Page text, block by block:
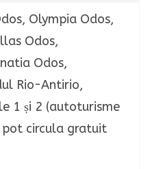
Olympia Odos,
Odos,
Odos,
Rio-Antirio,
1 și 2 (autoturisme
pot circula gratuit